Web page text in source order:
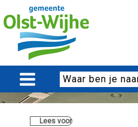
Lees voor